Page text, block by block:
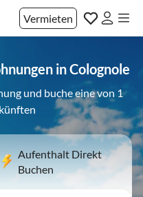
Vermieten
in Colognole
und buche eine von 1
Aufenthalt Direkt
Buchen